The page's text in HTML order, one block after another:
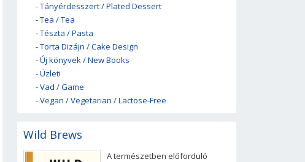
-Tányérdesszert / Plated Dessert
-Tea / Tea
-Tészta / Pasta
-Torta Dizájn / Cake Design
-Új könyvek / New Books
-Üzleti
-Vad / Game
-Vegan / Vegetarian / Lactose-Free
Wild Brews
A természetben előforduló